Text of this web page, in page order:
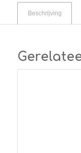
Beschrijving